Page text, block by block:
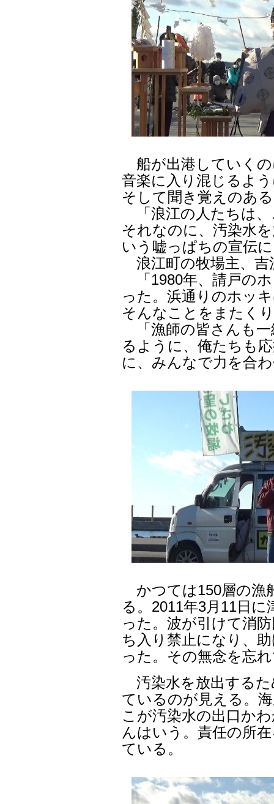
船が出港していくの
音楽に入り混じるよ
そして聞き覚えのあ
「浪江の人たちは、
それなのに、汚染水
いう嘘っぱちの宣伝
浪江町の牧場主、吉
「1980年、請戸の
った。浜通りのホッ
そんなことをまたく
「漁師の皆さんも一
るように、俺たちも
に、みんなで力を合
かつては150層の漁
る。2011年3月11日
った。波が引けて消
ち入り禁止になり、
った。その無念を忘
汚染水を放出するた
ているのが見える。
こが汚染水の出口か
んはいう。責任の所
ている。